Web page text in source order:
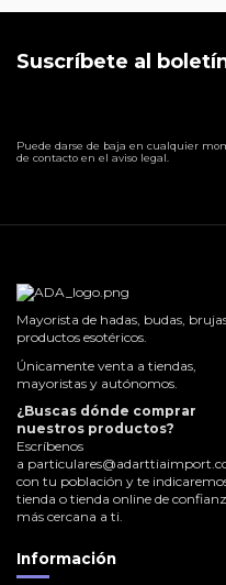
Suscríbete al
Puede darse de baja en cualquier
de contacto en el aviso legal.
Mayorista de hadas, budas,
productos esotéricos.
Únicamente venta a tiendas,
mayoristas y autónomos.
¿Buscas dónde comprar
nuestros productos?
Escríbenos
a
con tu población y te
tienda o tienda online de
más cercana a ti.
Información